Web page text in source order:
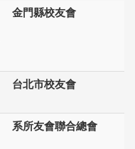
金門縣校友會
台北市校友會
系所友會聯合總會